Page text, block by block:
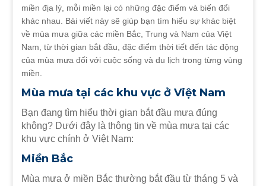
miền địa lý, mỗi miền lại có những đặc điểm và biến đổi
khác nhau. Bài viết này sẽ giúp bạn tìm hiểu sự khác biệt
về mùa mưa giữa các miền Bắc, Trung và Nam của Việt
Nam, từ thời gian bắt đầu, đặc điểm thời tiết đến tác động
của mùa mưa đối với cuộc sống và du lịch trong từng vùng
miền.
Mùa mưa tại các khu vực ở Việt Nam
Bạn đang tìm hiểu thời gian bắt đầu mưa đúng
không? Dưới đây là thông tin về mùa mưa tại các
khu vực chính ở Việt Nam:
Miền Bắc
Mùa mưa ở miền Bắc thường bắt đầu từ tháng 5 và